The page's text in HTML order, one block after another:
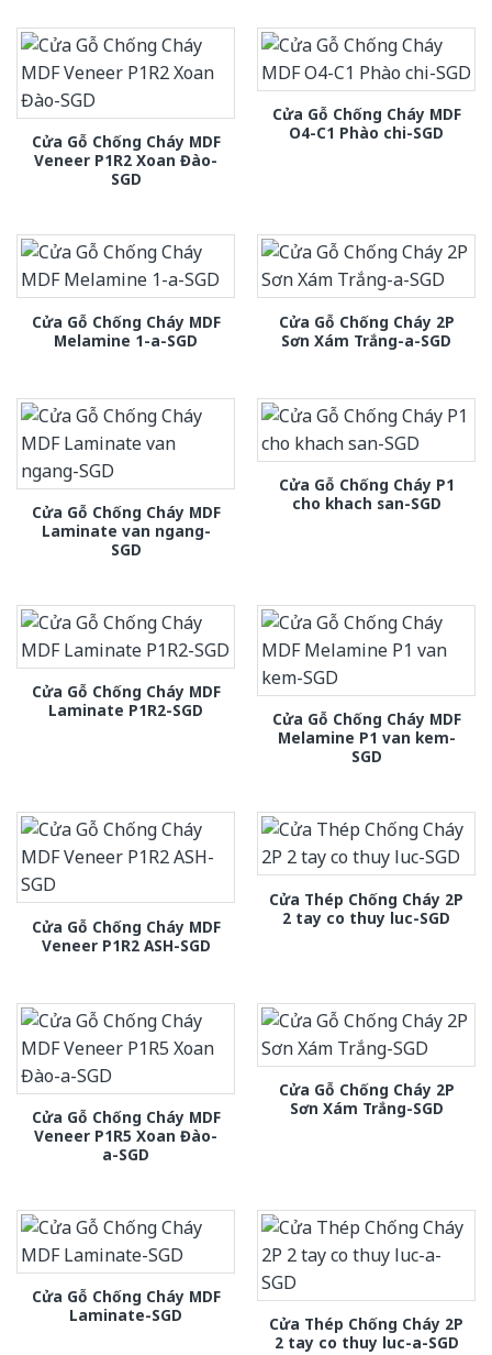
Cửa Gỗ Chống Cháy MDF
Veneer P1R2 Xoan Đào-
SGD
Cửa Gỗ Chống Cháy MDF
O4-C1 Phào chi-SGD
Cửa Gỗ Chống Cháy MDF
Melamine 1-a-SGD
Cửa Gỗ Chống Cháy 2P
Sơn Xám Trắng-a-SGD
Cửa Gỗ Chống Cháy MDF
Laminate van ngang-
SGD
Cửa Gỗ Chống Cháy P1
cho khach san-SGD
Cửa Gỗ Chống Cháy MDF
Laminate P1R2-SGD
Cửa Gỗ Chống Cháy MDF
Melamine P1 van kem-
SGD
Cửa Gỗ Chống Cháy MDF
Veneer P1R2 ASH-SGD
Cửa Thép Chống Cháy 2P
2 tay co thuy luc-SGD
Cửa Gỗ Chống Cháy MDF
Veneer P1R5 Xoan Đào-
a-SGD
Cửa Gỗ Chống Cháy 2P
Sơn Xám Trắng-SGD
Cửa Gỗ Chống Cháy MDF
Laminate-SGD
Cửa Thép Chống Cháy 2P
2 tay co thuy luc-a-SGD